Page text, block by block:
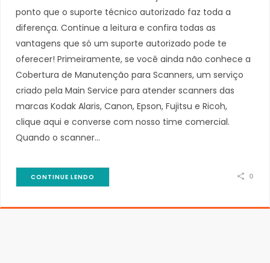
ponto que o suporte técnico autorizado faz toda a
diferença. Continue a leitura e confira todas as
vantagens que só um suporte autorizado pode te
oferecer! Primeiramente, se você ainda não conhece a
Cobertura de Manutenção para Scanners, um serviço
criado pela Main Service para atender scanners das
marcas Kodak Alaris, Canon, Epson, Fujitsu e Ricoh,
clique aqui e converse com nosso time comercial.
Quando o scanner…
CONTINUE LENDO 0